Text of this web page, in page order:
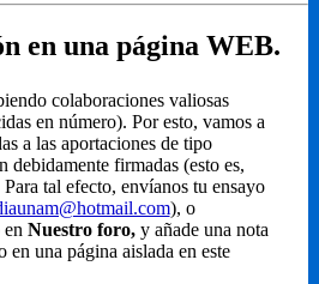
en una página WEB.
colaboraciones valiosas
en número). Por esto, vamos a
a las aportaciones de tipo
debidamente firmadas (esto es,
tal efecto, envíanos tu ensayo
), o
Nuestro foro, y añade una nota
en una página aislada en este